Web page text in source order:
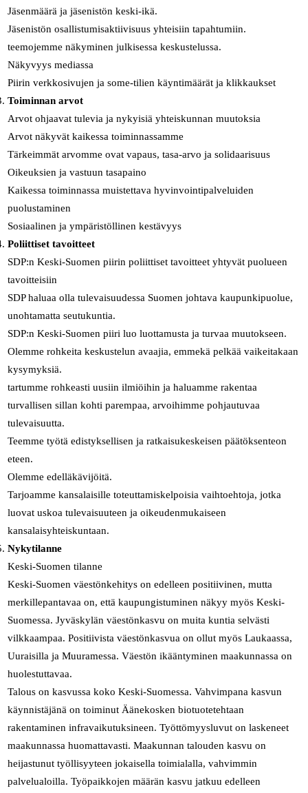
Jäsenmäärä ja jäsenistön keski-ikä.
Jäsenistön osallistumisaktiivisuus yhteisiin tapahtumiin.
teemojemme näkyminen julkisessa keskustelussa.
Näkyvyys mediassa
Piirin verkkosivujen ja some-tilien käyntimäärät ja klikkaukset
Toiminnan arvot
Arvot ohjaavat tulevia ja nykyisiä yhteiskunnan muutoksia
Arvot näkyvät kaikessa toiminnassamme
Tärkeimmät arvomme ovat vapaus, tasa-arvo ja solidaarisuus
Oikeuksien ja vastuun tasapaino
Kaikessa toiminnassa muistettava hyvinvointipalveluiden
puolustaminen
Sosiaalinen ja ympäristöllinen kestävyys
Poliittiset tavoitteet
SDP:n Keski-Suomen piirin poliittiset tavoitteet yhtyvät puolueen
tavoitteisiin
SDP haluaa olla tulevaisuudessa Suomen johtava kaupunkipuolue,
unohtamatta seutukuntia.
SDP:n Keski-Suomen piiri luo luottamusta ja turvaa muutokseen.
Olemme rohkeita keskustelun avaajia, emmekä pelkää vaikeitakaan
kysymyksiä.
tartumme rohkeasti uusiin ilmiöihin ja haluamme rakentaa
turvallisen sillan kohti parempaa, arvoihimme pohjautuvaa
tulevaisuutta.
Teemme työtä edistyksellisen ja ratkaisukeskeisen päätöksenteon
eteen.
Olemme edelläkävijöitä.
Tarjoamme kansalaisille toteuttamiskelpoisia vaihtoehtoja, jotka
luovat uskoa tulevaisuuteen ja oikeudenmukaiseen
kansalaisyhteiskuntaan.
Nykytilanne
Keski-Suomen tilanne
Keski-Suomen väestönkehitys on edelleen positiivinen, mutta
merkillepantavaa on, että kaupungistuminen näkyy myös Keski-
Suomessa. Jyväskylän väestönkasvu on muita kuntia selvästi
vilkkaampaa. Positiivista väestönkasvua on ollut myös Laukaassa,
Uuraisilla ja Muuramessa. Väestön ikääntyminen maakunnassa on
huolestuttavaa.
Talous on kasvussa koko Keski-Suomessa. Vahvimpana kasvun
käynnistäjänä on toiminut Äänekosken biotuotetehtaan
rakentaminen infravaikutuksineen. Työttömyysluvut on laskeneet
maakunnassa huomattavasti. Maakunnan talouden kasvu on
heijastunut työllisyyteen jokaisella toimialalla, vahvimmin
palvelualoilla. Työpaikkojen määrän kasvu jatkuu edelleen